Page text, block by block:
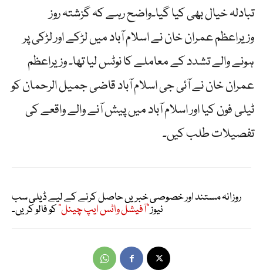
تبادلہ خیال بھی کیا گیا۔واضح رہے کہ گزشتہ روز
وزیراعظم عمران خان نے اسلام آباد میں لڑکے اور لڑکی پر
ہونے والے تشدد کے معاملے کا نوٹس لیا تھا۔ وزیراعظم
عمران خان نے آئی جی اسلام آباد قاضی جمیل الرحمان کو
ٹیلی فون کیا اور اسلام آباد میں پیش آنے والے واقعے کی
تفصیلات طلب کیں۔
روزانہ مستند اور خصوصی خبریں حاصل کرنے کے لیے ڈیلی سب
نیوز"آفیشل واٹس ایپ چینل"کو فالو کریں۔